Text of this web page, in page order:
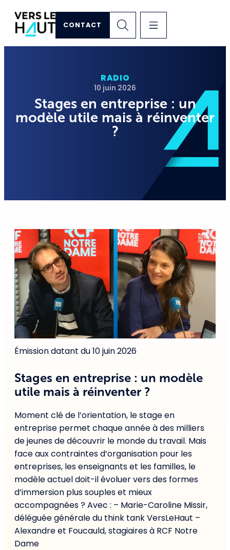
CONTACT
RADIO
10 juin 2026
Stages en entreprise : un
modèle utile mais à réinventer
?
Émission datant du 10 juin 2026
Stages en entreprise : un modèle
utile mais à réinventer ?
Moment clé de l’orientation, le stage en
entreprise permet chaque année à des milliers
de jeunes de découvrir le monde du travail. Mais
face aux contraintes d’organisation pour les
entreprises, les enseignants et les familles, le
modèle actuel doit-il évoluer vers des formes
d’immersion plus souples et mieux
accompagnées ? Avec : – Marie-Caroline Missir,
déléguée générale du think tank VersLeHaut –
Alexandre et Foucauld, stagiaires à RCF Notre
Dame